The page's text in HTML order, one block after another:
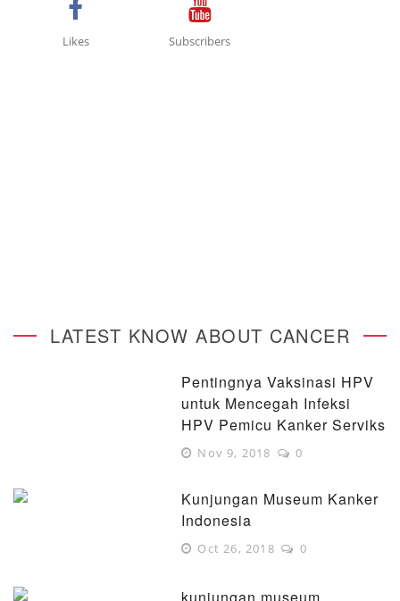
Likes Subscribers
LATEST KNOW ABOUT CANCER
Pentingnya Vaksinasi HPV
untuk Mencegah Infeksi
HPV Pemicu Kanker Serviks
Nov 9, 2018 0
Kunjungan Museum Kanker
Indonesia
Oct 26, 2018 0
kunjungan museum